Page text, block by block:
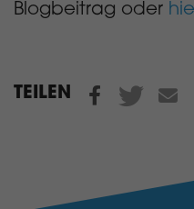
Blogbeitrag oder
TEILEN